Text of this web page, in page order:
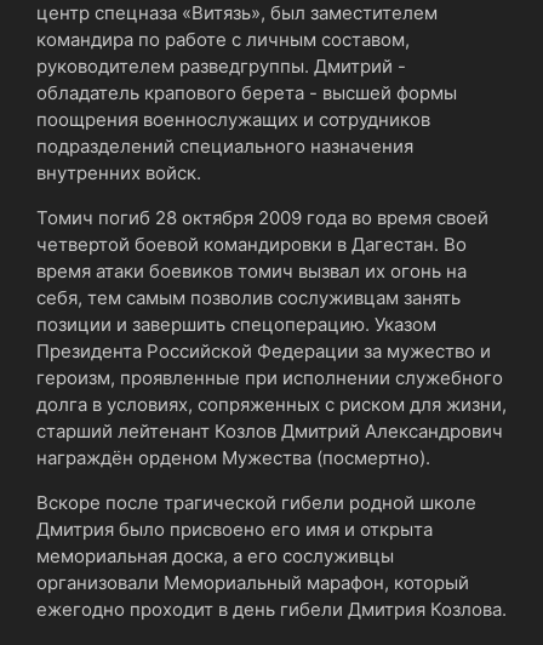
центр спецназа «Витязь», был заместителем
командира по работе с личным составом,
руководителем разведгруппы. Дмитрий -
обладатель крапового берета - высшей формы
поощрения военнослужащих и сотрудников
подразделений специального назначения
внутренних войск.
Томич погиб 28 октября 2009 года во время своей
четвертой боевой командировки в Дагестан. Во
время атаки боевиков томич вызвал их огонь на
себя, тем самым позволив сослуживцам занять
позиции и завершить спецоперацию. Указом
Президента Российской Федерации за мужество и
героизм, проявленные при исполнении служебного
долга в условиях, сопряженных с риском для жизни,
старший лейтенант Козлов Дмитрий Александрович
награждён орденом Мужества (посмертно).
Вскоре после трагической гибели родной школе
Дмитрия было присвоено его имя и открыта
мемориальная доска, а его сослуживцы
организовали Мемориальный марафон, который
ежегодно проходит в день гибели Дмитрия Козлова.